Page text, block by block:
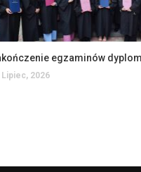
Lipiec, 2026